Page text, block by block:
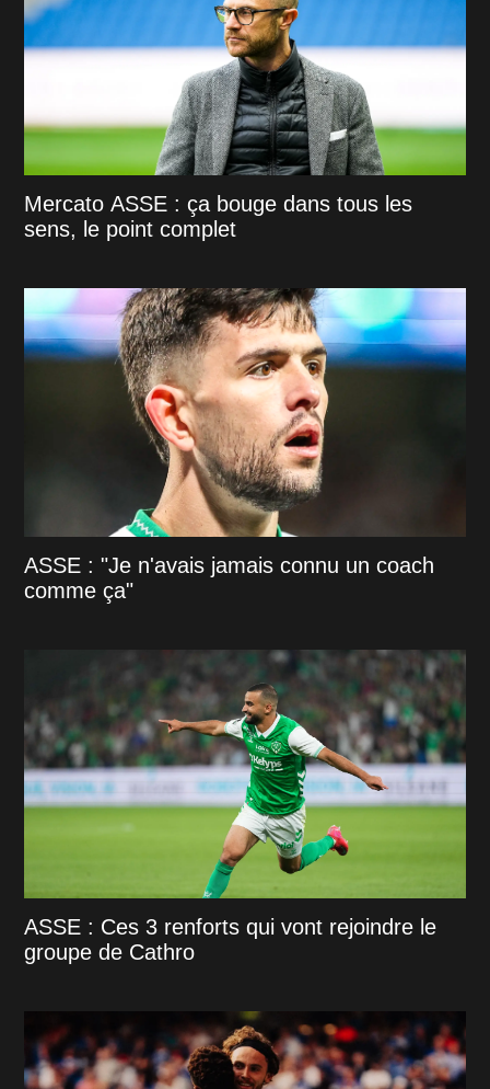
Mercato ASSE : ça bouge dans tous les
sens, le point complet
ASSE : "Je n'avais jamais connu un coach
comme ça"
ASSE : Ces 3 renforts qui vont rejoindre le
groupe de Cathro